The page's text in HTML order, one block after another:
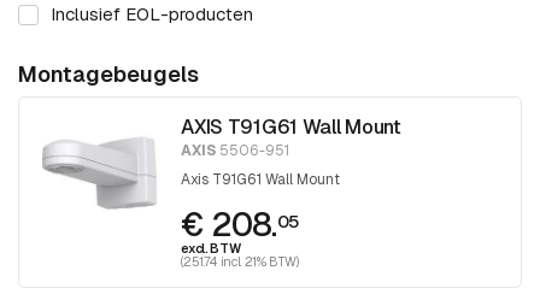
Inclusief EOL-producten
Montagebeugels
AXIS T91G61 Wall Mount
AXIS 5506-951
Axis T91G61 Wall Mount
€ 208.05
excl. BTW
(251.74 incl. 21% BTW)